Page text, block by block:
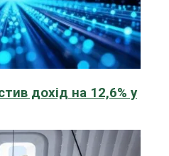
дохід на 12,6% у